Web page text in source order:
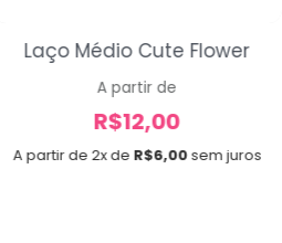
A partir de 2x de R$6,00sem juros
Laço Médio Cute Flower
A partir de
R$12,00